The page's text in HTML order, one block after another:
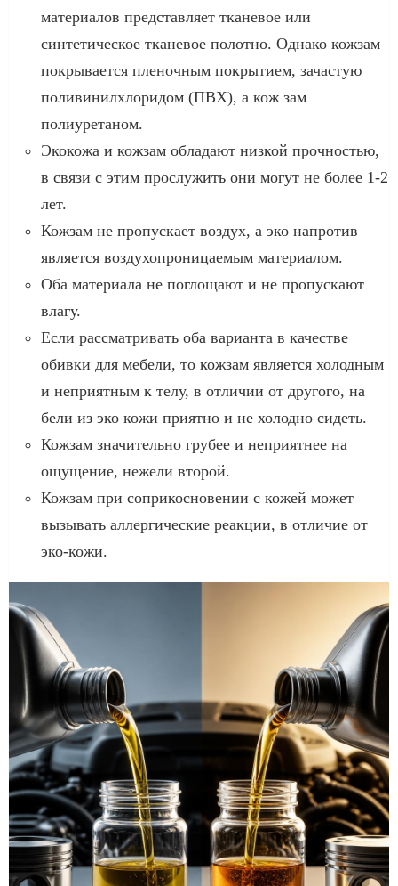
материалов представляет тканевое или
синтетическое тканевое полотно. Однако кожзам
покрывается пленочным покрытием, зачастую
поливинилхлоридом (ПВХ), а кож зам
полиуретаном.
Экокожа и кожзам обладают низкой прочностью,
в связи с этим прослужить они могут не более 1-2
лет.
Кожзам не пропускает воздух, а эко напротив
является воздухопроницаемым материалом.
Оба материала не поглощают и не пропускают
влагу.
Если рассматривать оба варианта в качестве
обивки для мебели, то кожзам является холодным
и неприятным к телу, в отличии от другого, на
бели из эко кожи приятно и не холодно сидеть.
Кожзам значительно грубее и неприятнее на
ощущение, нежели второй.
Кожзам при соприкосновении с кожей может
вызывать аллергические реакции, в отличие от
эко-кожи.